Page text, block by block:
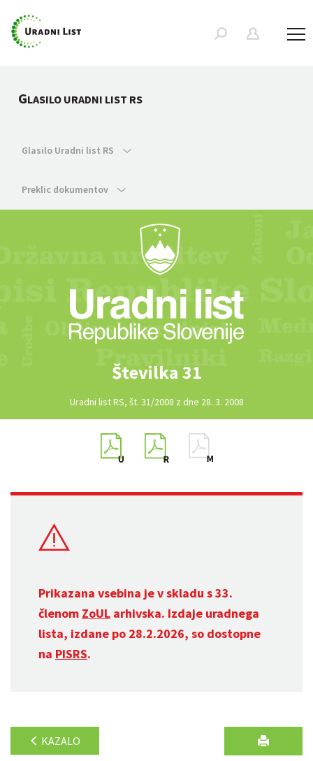
GLASILO URADNI LIST RS
Glasilo Uradni list RS
Preklic dokumentov
Številka 31
Uradni list RS, št. 31/2008 z dne 28. 3. 2008
Prikazana vsebina je v skladu s 33.
členom ZoUL arhivska. Izdaje uradnega
lista, izdane po 28.2.2026, so dostopne
na PISRS.
KAZALO